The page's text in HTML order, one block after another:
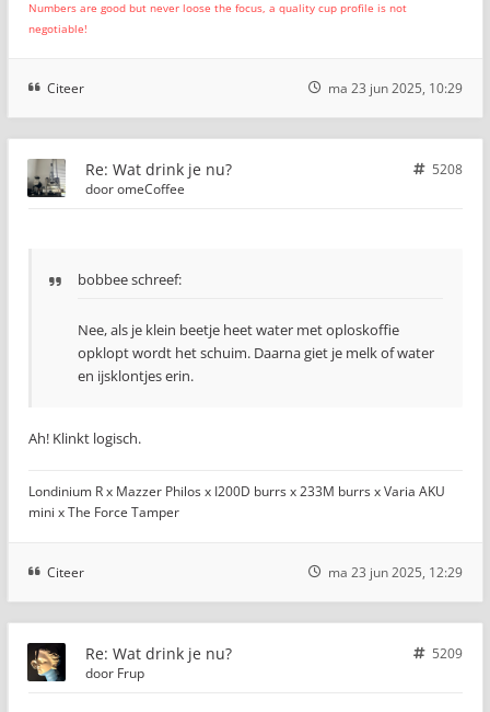
Numbers are good but never loose the focus, a quality cup profile is not
negotiable!
Citeer ma 23 jun 2025, 10:29
Re: Wat drink je nu?
5208
dooromeCoffee
bobbee schreef:
Nee, als je klein beetje heet water met oploskoffie
opklopt wordt het schuim. Daarna giet je melk of water
en ijsklontjes erin.
Ah! Klinkt logisch.
Londinium R x Mazzer Philos x I200D burrs x 233M burrs x Varia AKU
mini x The Force Tamper
Citeer ma 23 jun 2025, 12:29
Re: Wat drink je nu?
5209
door Frup